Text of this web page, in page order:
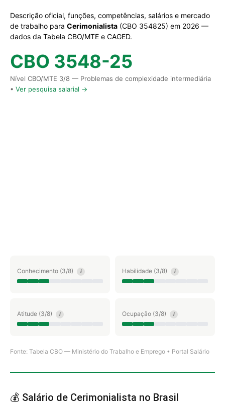
Descrição oficial, funções, competências, salários e mercado
de trabalho para Cerimonialista (CBO 354825) em 2026 —
dados da Tabela CBO/MTE e CAGED.
CBO 3548-25
Nível CBO/MTE 3/8 — Problemas de complexidade intermediária
• Ver pesquisa salarial →
Conhecimento (3/8) i Habilidade (3/8) i
Atitude (3/8) i Ocupação (3/8) i
Fonte: Tabela CBO — Ministério do Trabalho e Emprego • Portal Salário
💰 Salário de Cerimonialista no Brasil